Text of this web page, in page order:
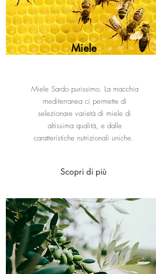
Miele
Miele Sardo purissimo. La macchia
mediterranea ci permette di
selezionare varietà di miele di
altissima qualità, e dalle
caratteristiche nutrizionali uniche.
Scopri di più